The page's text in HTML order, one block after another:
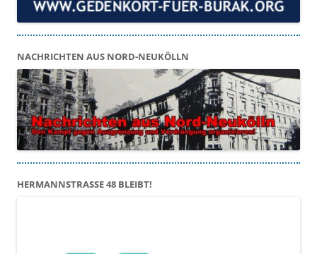
NACHRICHTEN AUS NORD-NEUKÖLLN
HERMANNSTRASSE 48 BLEIBT!